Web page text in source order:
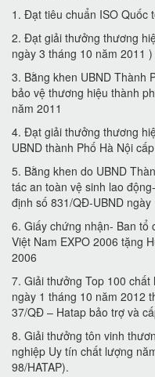
1. Đạt tiêu chuẩn ISO Quốc
2. Đạt giải thưởng thương
ngày 3 tháng 10 năm 2011 )
3. Bằng khen UBND Thành
bảo vệ thương hiệu thành
năm 2011
4. Đạt giải thưởng thương
UBND thành Phố Hà Nội
5. Bằng khen do UBND
tác an toàn vệ sinh lao
định số 831/QĐ-UBND
6. Giấy chứng nhận- Ban tổ
Việt Nam EXPO 2006 tặng
2006
7. Giải thưởng Top 100
ngày 1 tháng 10 năm 2012
37/QĐ – Hatap bảo trợ và
8. Giải thưởng tôn vinh
nghiệp Uy tín chất lượng
98/HATAP).